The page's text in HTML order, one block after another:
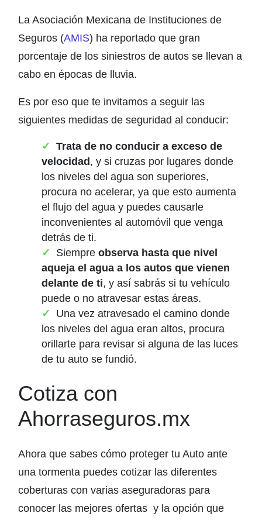
La Asociación Mexicana de Instituciones de
Seguros (AMIS) ha reportado que gran
porcentaje de los siniestros de autos se llevan a
cabo en épocas de lluvia.
Es por eso que te invitamos a seguir las
siguientes medidas de seguridad al conducir:
Trata de no conducir a exceso de
velocidad , y si cruzas por lugares donde
los niveles del agua son superiores,
procura no acelerar, ya que esto aumenta
el flujo del agua y puedes causarle
inconvenientes al automóvil que venga
detrás de ti.
Siempre observa hasta que nivel
aqueja el agua a los autos que vienen
delante de ti, y así sabrás si tu vehículo
puede o no atravesar estas áreas.
Una vez atravesado el camino donde
los niveles del agua eran altos, procura
orillarte para revisar si alguna de las luces
de tu auto se fundió.
Cotiza con
Ahorraseguros.mx
Ahora que sabes cómo proteger tu Auto ante
una tormenta puedes cotizar las diferentes
coberturas con varias aseguradoras para
conocer las mejores ofertas y la opción que